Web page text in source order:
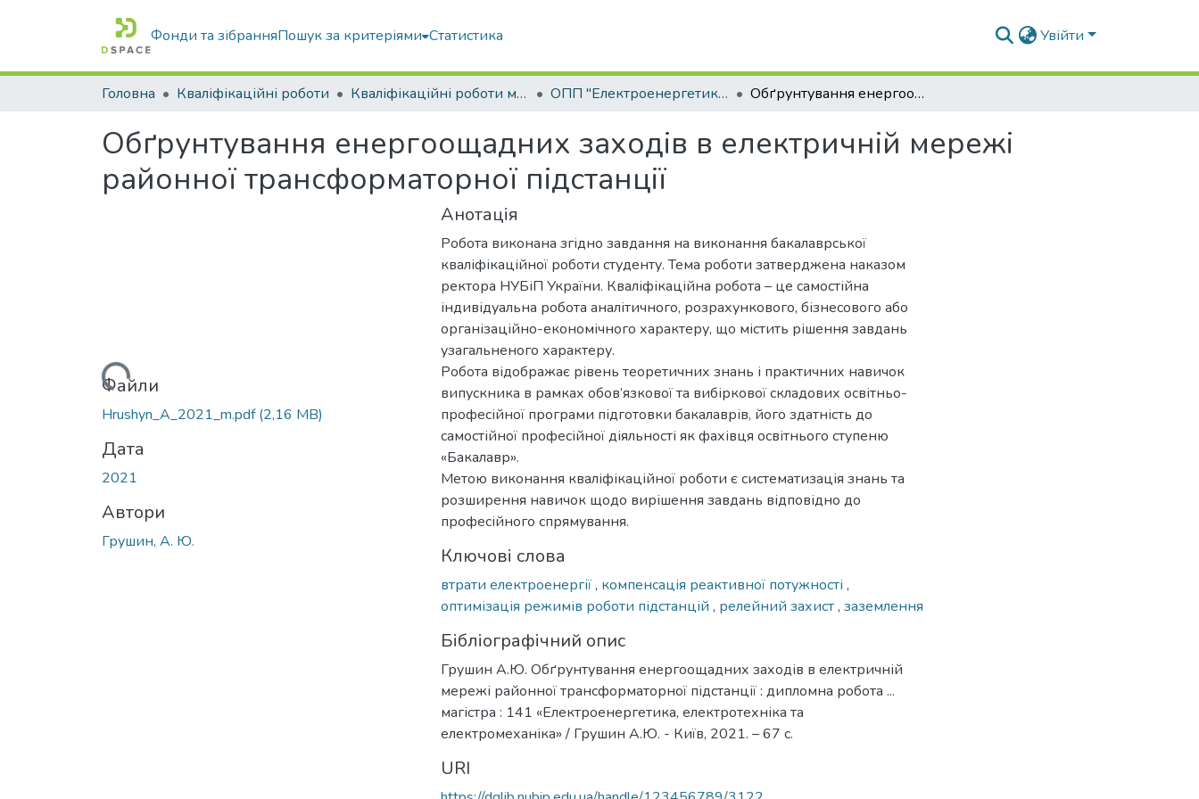
Фонди та зібранняПошук за критеріями Статистика Увійти
Головна Кваліфікаційні роботи Кваліфікаційні роботи магістрів ОПП "Електроенергетика, електротехніка та електромеханіка" Обґрунтування енергоощадних заходів в електричній мережі районної трансформаторної підстанції
Обґрунтування енергоощадних заходів в електричній мережі
районної трансформаторної підстанції
Вантажиться...Файли
Hrushyn_A_2021_m.pdf(2,16 MB)
Дата
2021
Автори
Грушин, А. Ю.
Анотація
Робота виконана згідно завдання на виконання бакалаврської
кваліфікаційної роботи студенту. Тема роботи затверджена наказом
ректора НУБіП України. Кваліфікаційна робота – це самостійна
індивідуальна робота аналітичного, розрахункового, бізнесового або
організаційно-економічного характеру, що містить рішення завдань
узагальненого характеру.
Робота відображає рівень теоретичних знань і практичних навичок
випускника в рамках обов’язкової та вибіркової складових освітньо-
професійної програми підготовки бакалаврів, його здатність до
самостійної професійної діяльності як фахівця освітнього ступеню
«Бакалавр».
Метою виконання кваліфікаційної роботи є систематизація знань та
розширення навичок щодо вирішення завдань відповідно до
професійного спрямування.
Ключові слова
втрати електроенергії, компенсація реактивної потужності ,
оптимізація режимів роботи підстанцій , релейний захист, заземлення
Бібліографічний опис
Грушин А.Ю. Обґрунтування енергоощадних заходів в електричній
мережі районної трансформаторної підстанції : дипломна робота ...
магістра : 141 «Електроенергетика, електротехніка та
електромеханіка» / Грушин А.Ю. - Київ, 2021. – 67 с.
URI